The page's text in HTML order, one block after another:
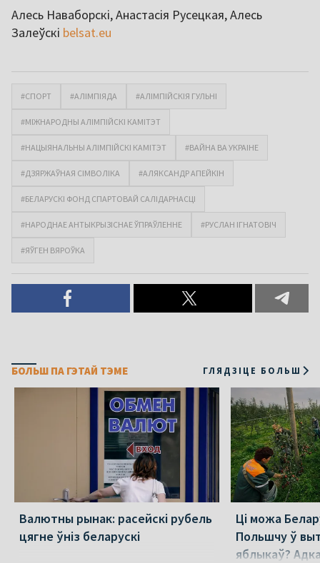
Алесь Наваборскі, Анастасія Русецкая, Алесь
Залеўскі belsat.eu
#СПОРТ #АЛІМПІЯДА #АЛІМПІЙСКІЯ ГУЛЬНІ
#МІЖНАРОДНЫ АЛІМПІЙСКІ КАМІТЭТ
#НАЦЫЯНАЛЬНЫ АЛІМПІЙСКІ КАМІТЭТ #ВАЙНА ВА УКРАІНЕ
#ДЗЯРЖАЎНАЯ СІМВОЛІКА #АЛЯКСАНДР АПЕЙКІН
#БЕЛАРУСКІ ФОНД СПАРТОВАЙ САЛІДАРНАСЦІ
#НАРОДНАЕ АНТЫКРЫЗІСНАЕ ЎПРАЎЛЕННЕ #РУСЛАН ІГНАТОВІЧ
#ЯЎГЕН ВЯРОЎКА
БОЛЬШ ПА ГЭТАЙ ТЭМЕ ГЛЯДЗІЦЕ БОЛЬШ
Валютны рынак: расейскі рубель
цягне ўніз беларускі
Ці можа
Польшчу ў
яблыкаў?